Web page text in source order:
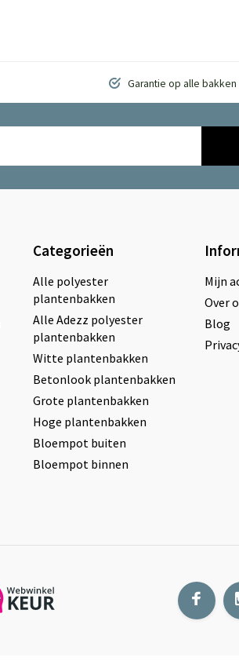
Garantie op alle bakken
Categorieën
Alle polyester
plantenbakken
Alle Adezz polyester
plantenbakken
Witte plantenbakken
Betonlook plantenbakken
Grote plantenbakken
Hoge plantenbakken
Bloempot buiten
Bloempot binnen
Mijn
Over
Blog